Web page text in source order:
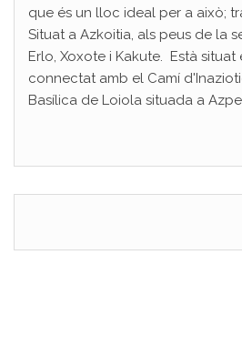
que és un lloc ideal per a això;
Situat a Azkoitia, als peus de la
Erlo, Xoxote i Kakute. Està
connectat amb el Camí
Basílica de Loiola situada a